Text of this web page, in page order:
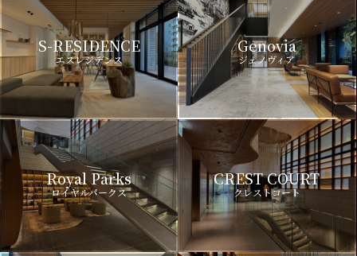
S-RESIDENCE
エスレジデンス
Genovia
ジェノヴィア
Royal Parks
ロイヤルパークス
CREST COURT
クレストコート